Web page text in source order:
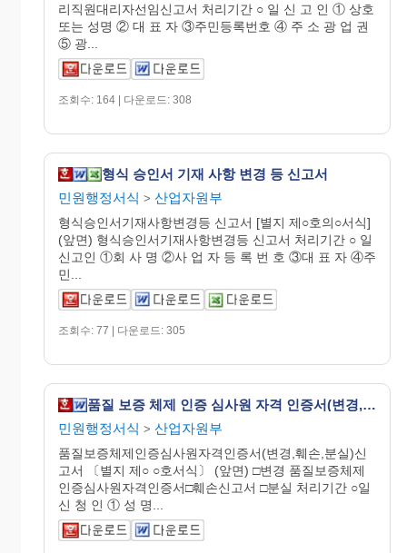
리직원대리자선임신고서 처리기간 ○ 일 신 고 인 ① 상호
또는 성명 ② 대 표 자 ③주민등록번호 ④ 주 소 광 업 권
⑤ 광...
조회수: 164 | 다운로드: 308
형식 승인서 기재 사항 변경 등 신고서
민원행정서식 > 산업자원부
형식승인서기재사항변경등 신고서 [별지 제○호의○서식]
(앞면) 형식승인서기재사항변경등 신고서 처리기간 ○ 일
신고인 ①회 사 명 ②사 업 자 등 록 번 호 ③대 표 자 ④주
민...
조회수: 77 | 다운로드: 305
품질 보증 체제 인증 심사원 자격 인증서(변경, 훼손, 분실) 신고서
민원행정서식 > 산업자원부
품질보증체제인증심사원자격인증서(변경,훼손,분실)신
고서 〔별지 제○ ○호서식〕 (앞면) □변경 품질보증체제
인증심사원자격인증서□훼손신고서 □분실 처리기간 ○일
신 청 인 ① 성 명...